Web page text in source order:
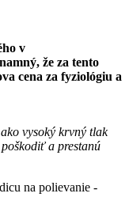
v
že za tento
cena za fyziológiu a
vysoký krvný tlak
a prestanú
na polievanie -